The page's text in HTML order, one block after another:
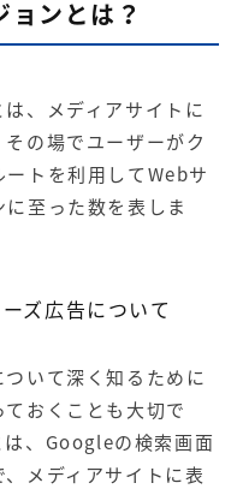
ビス（LINE）
【歯科業界向け】新規集患
Web広告パッケージ
求人パッケージ
ンとは？
、メディアサイトに
の場でユーザーがク
トを利用してWebサ
至った数を表しま
ズ広告について
いて深く知るために
おくことも大切で
、Googleの検索画面
メディアサイトに表